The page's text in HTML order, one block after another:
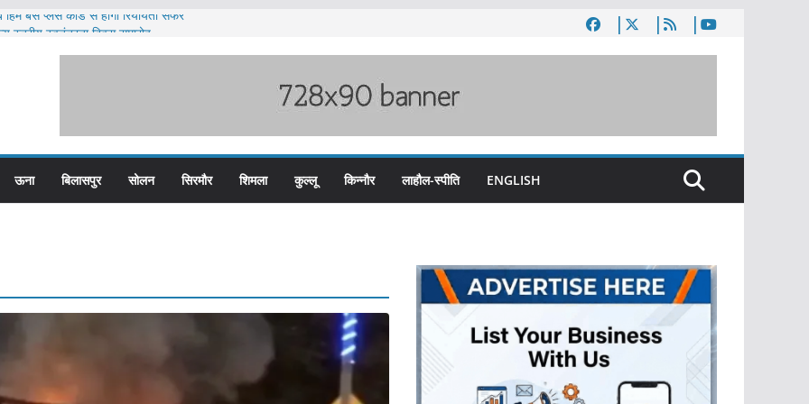
बस प्लस कार्ड से होगा रियायती सफर
के लिए आवेदन आमंत्रित
ऊना बिलासपुर सोलन सिरमौर शिमला कुल्लू किन्नौर लाहौल-स्पीति ENGLISH